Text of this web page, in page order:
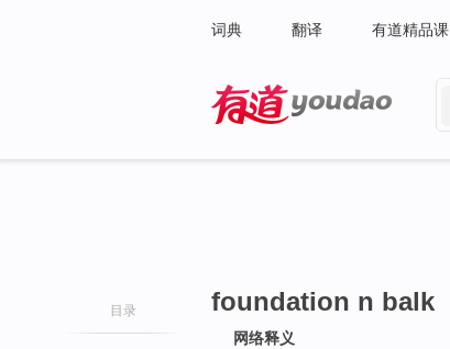
词典 翻译 有道精品课
目录 foundation n balk
网络释义